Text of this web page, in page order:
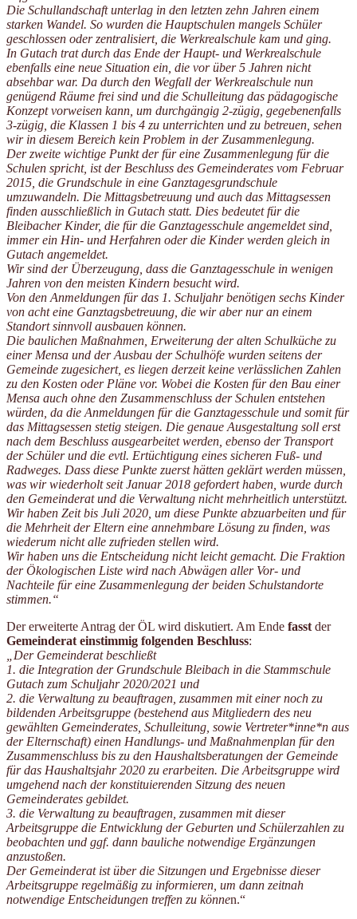
Die Schullandschaft unterlag in den letzten zehn Jahren einem
starken Wandel. So wurden die Hauptschulen mangels Schüler
geschlossen oder zentralisiert, die Werkrealschule kam und ging.
In Gutach trat durch das Ende der Haupt- und Werkrealschule
ebenfalls eine neue Situation ein, die vor über 5 Jahren nicht
absehbar war. Da durch den Wegfall der Werkrealschule nun
genügend Räume frei sind und die Schulleitung das pädagogische
Konzept vorweisen kann, um durchgängig 2-zügig, gegebenenfalls
3-zügig, die Klassen 1 bis 4 zu unterrichten und zu betreuen, sehen
wir in diesem Bereich kein Problem in der Zusammenlegung.
Der zweite wichtige Punkt der für eine Zusammenlegung für die
Schulen spricht, ist der Beschluss des Gemeinderates vom Februar
2015, die Grundschule in eine Ganztagesgrundschule
umzuwandeln. Die Mittagsbetreuung und auch das Mittagsessen
finden ausschließlich in Gutach statt. Dies bedeutet für die
Bleibacher Kinder, die für die Ganztagesschule angemeldet sind,
immer ein Hin- und Herfahren oder die Kinder werden gleich in
Gutach angemeldet.
Wir sind der Überzeugung, dass die Ganztagesschule in wenigen
Jahren von den meisten Kindern besucht wird.
Von den Anmeldungen für das 1. Schuljahr benötigen sechs Kinder
von acht eine Ganztagsbetreuung, die wir aber nur an einem
Standort sinnvoll ausbauen können.
Die baulichen Maßnahmen, Erweiterung der alten Schulküche zu
einer Mensa und der Ausbau der Schulhöfe wurden seitens der
Gemeinde zugesichert, es liegen derzeit keine verlässlichen Zahlen
zu den Kosten oder Pläne vor. Wobei die Kosten für den Bau einer
Mensa auch ohne den Zusammenschluss der Schulen entstehen
würden, da die Anmeldungen für die Ganztagesschule und somit für
das Mittagsessen stetig steigen. Die genaue Ausgestaltung soll erst
nach dem Beschluss ausgearbeitet werden, ebenso der Transport
der Schüler und die evtl. Ertüchtigung eines sicheren Fuß- und
Radweges. Dass diese Punkte zuerst hätten geklärt werden müssen,
was wir wiederholt seit Januar 2018 gefordert haben, wurde durch
den Gemeinderat und die Verwaltung nicht mehrheitlich unterstützt.
Wir haben Zeit bis Juli 2020, um diese Punkte abzuarbeiten und für
die Mehrheit der Eltern eine annehmbare Lösung zu finden, was
wiederum nicht alle zufrieden stellen wird.
Wir haben uns die Entscheidung nicht leicht gemacht. Die Fraktion
der Ökologischen Liste wird nach Abwägen aller Vor- und
Nachteile für eine Zusammenlegung der beiden Schulstandorte
stimmen.“
Der erweiterte Antrag der ÖL wird diskutiert. Am Ende fasst der
Gemeinderat einstimmig folgenden Beschluss:
„Der Gemeinderat beschließt
1. die Integration der Grundschule Bleibach in die Stammschule
Gutach zum Schuljahr 2020/2021 und
2. die Verwaltung zu beauftragen, zusammen mit einer noch zu
bildenden Arbeitsgruppe (bestehend aus Mitgliedern des neu
gewählten Gemeinderates, Schulleitung, sowie Vertreter*inne*n aus
der Elternschaft) einen Handlungs- und Maßnahmenplan für den
Zusammenschluss bis zu den Haushaltsberatungen der Gemeinde
für das Haushaltsjahr 2020 zu erarbeiten. Die Arbeitsgruppe wird
umgehend nach der konstituierenden Sitzung des neuen
Gemeinderates gebildet.
3. die Verwaltung zu beauftragen, zusammen mit dieser
Arbeitsgruppe die Entwicklung der Geburten und Schülerzahlen zu
beobachten und ggf. dann bauliche notwendige Ergänzungen
anzustoßen.
Der Gemeinderat ist über die Sitzungen und Ergebnisse dieser
Arbeitsgruppe regelmäßig zu informieren, um dann zeitnah
notwendige Entscheidungen treffen zu können.“